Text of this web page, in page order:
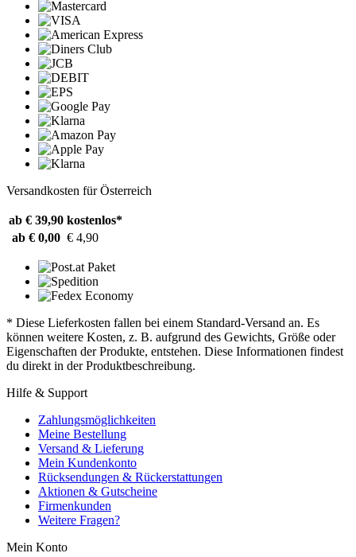
Versandkosten für Österreich
ab € 39,90 kostenlos*
ab € 0,00 € 4,90
* Diese Lieferkosten fallen bei einem Standard-Versand an. Es
können weitere Kosten, z. B. aufgrund des Gewichts, Größe oder
Eigenschaften der Produkte, entstehen. Diese Informationen findest
du direkt in der Produktbeschreibung.
Hilfe & Support
Zahlungsmöglichkeiten
Meine Bestellung
Versand & Lieferung
Mein Kundenkonto
Rücksendungen & Rückerstattungen
Aktionen & Gutscheine
Firmenkunden
Weitere Fragen?
Mein Konto